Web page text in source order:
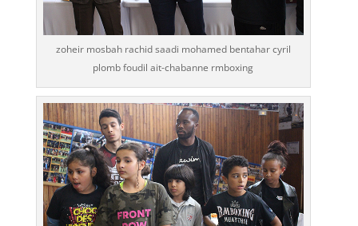
zoheir mosbah rachid saadi mohamed bentahar cyril
plomb foudil ait-chabanne rmboxing